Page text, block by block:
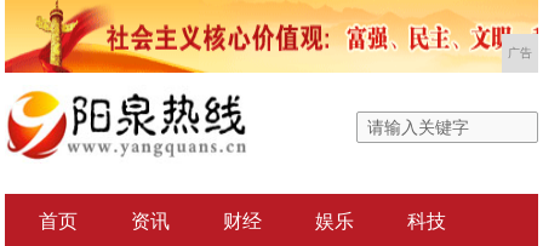
广告
首页 资讯 财经 娱乐 科技